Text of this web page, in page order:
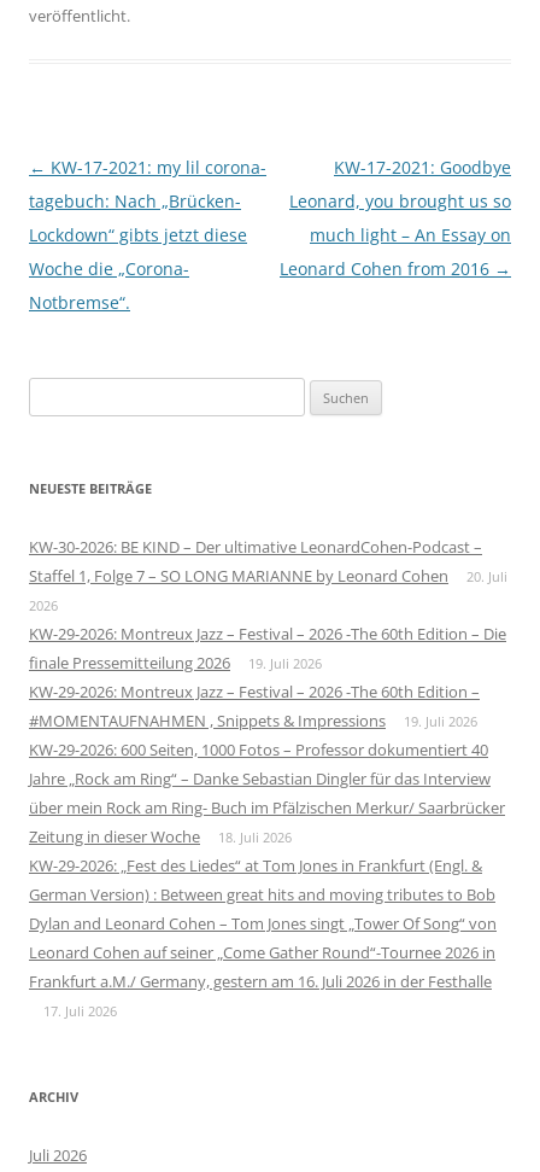
veröffentlicht.
Beitragsnavigation
← KW-17-2021: my lil corona-
tagebuch: Nach „Brücken-
Lockdown“ gibts jetzt diese
Woche die „Corona-
Notbremse“.
KW-17-2021: Goodbye
Leonard, you brought us so
much light – An Essay on
Leonard Cohen from 2016 →
nach:
NEUESTE BEITRÄGE
KW-30-2026: BE KIND – Der ultimative LeonardCohen-Podcast –
Staffel 1, Folge 7 – SO LONG MARIANNE by Leonard Cohen
20. Juli
2026
KW-29-2026: Montreux Jazz – Festival – 2026 -The 60th Edition – Die
finale Pressemitteilung 2026
19. Juli 2026
KW-29-2026: Montreux Jazz – Festival – 2026 -The 60th Edition –
#MOMENTAUFNAHMEN , Snippets & Impressions
19. Juli 2026
KW-29-2026: 600 Seiten, 1000 Fotos – Professor dokumentiert 40
Jahre „Rock am Ring“ – Danke Sebastian Dingler für das Interview
über mein Rock am Ring- Buch im Pfälzischen Merkur/ Saarbrücker
Zeitung in dieser Woche
18. Juli 2026
KW-29-2026: „Fest des Liedes“ at Tom Jones in Frankfurt (Engl. &
German Version) : Between great hits and moving tributes to Bob
Dylan and Leonard Cohen – Tom Jones singt „Tower Of Song“ von
Leonard Cohen auf seiner „Come Gather Round“-Tournee 2026 in
Frankfurt a.M./ Germany, gestern am 16. Juli 2026 in der Festhalle
17. Juli 2026
ARCHIV
Juli 2026